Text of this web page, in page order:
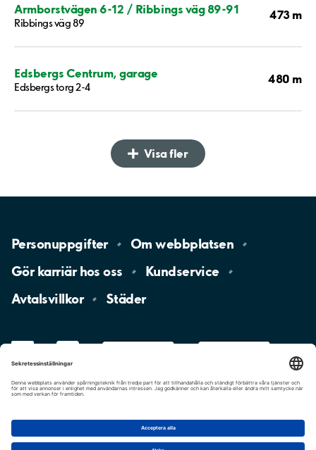
Armborstvägen 6-12 / Ribbings väg 89-91
Ribbings väg 89
473 m
Edsbergs Centrum, garage
Edsbergs torg 2-4
480 m
Visa fler
Personuppgifter Omwebbplatsen
Gör karriär hososs
Kundservice
Avtalsvillkor
Städer